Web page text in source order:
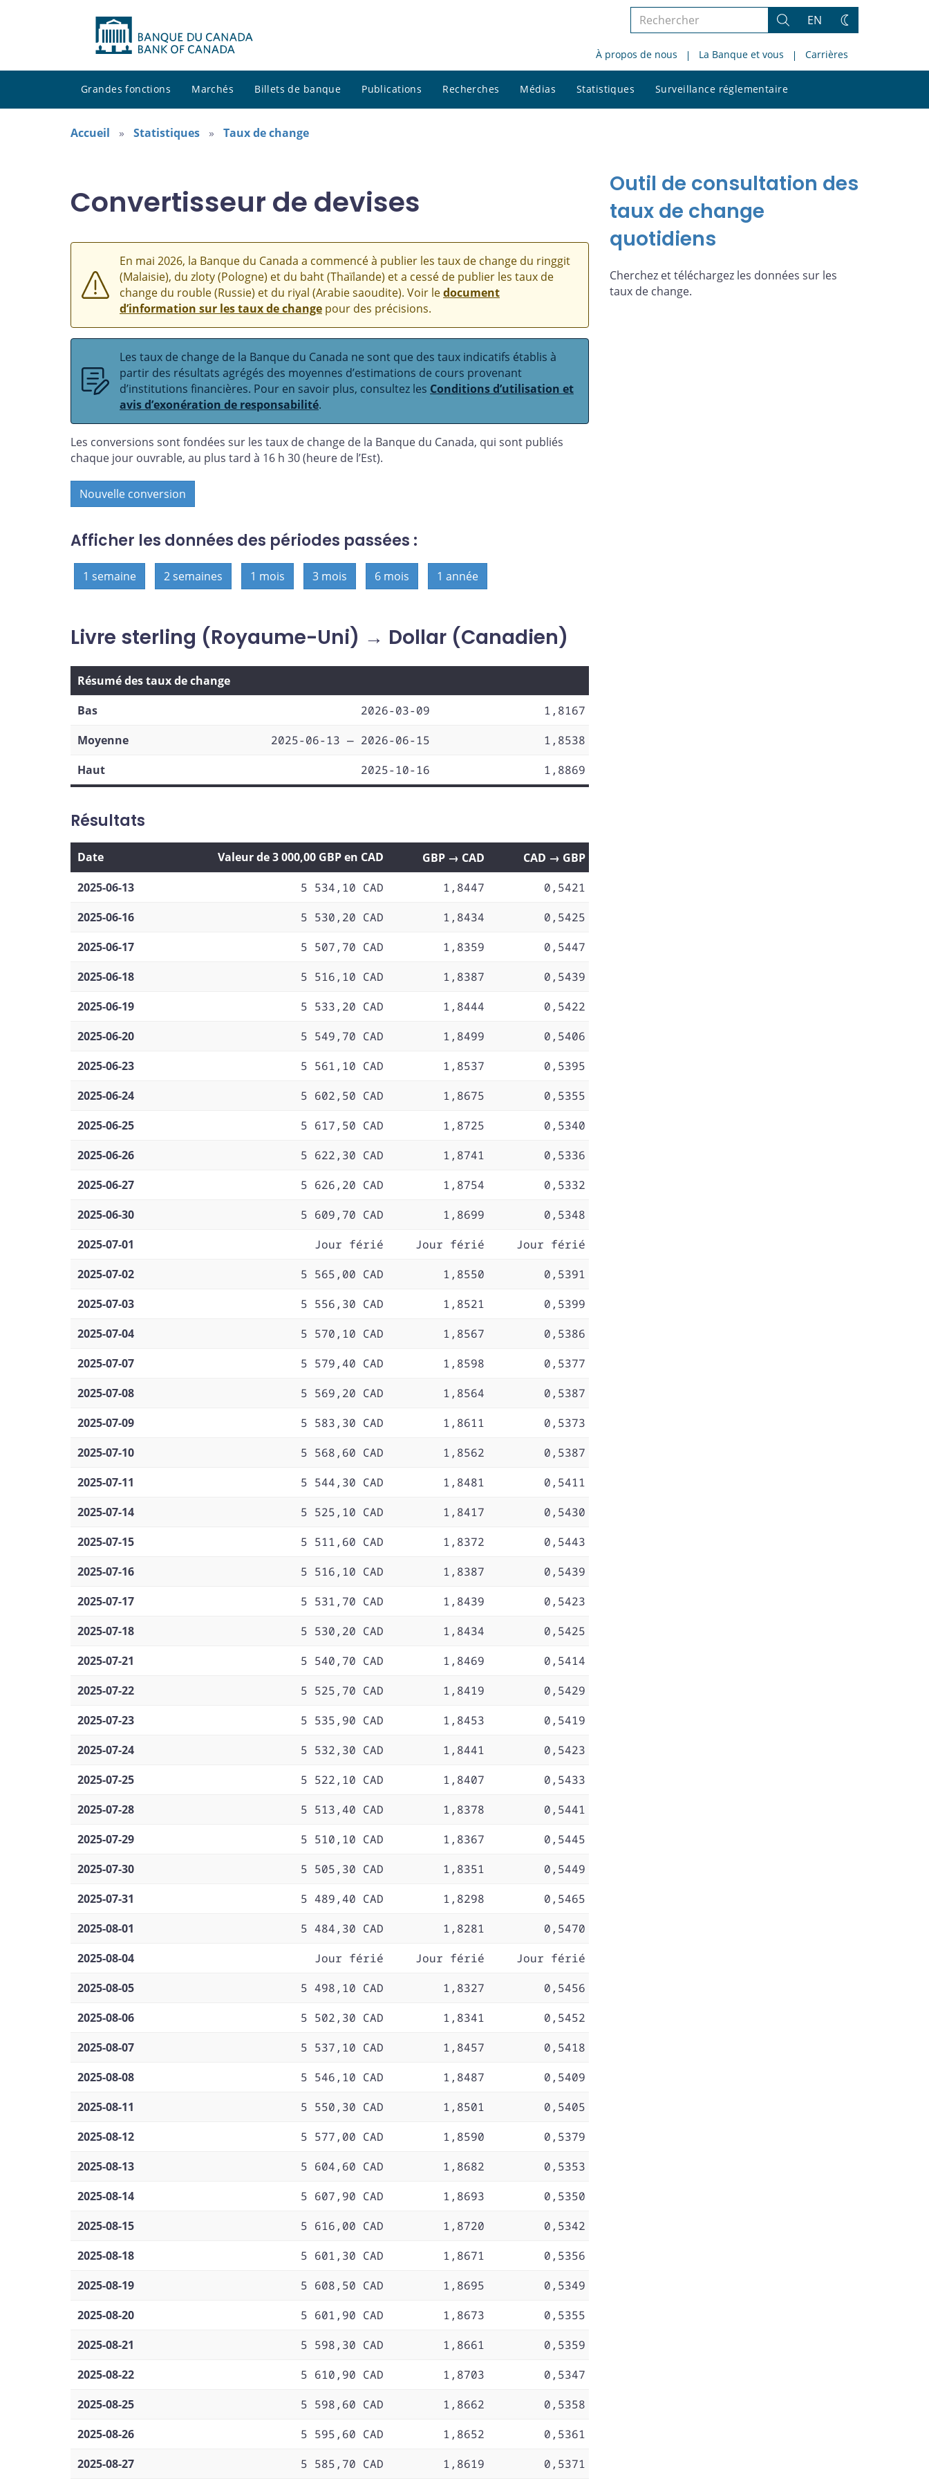
Rechercher
le
site
Rechercher
EN
Changez
thème
À propos de nous La Banque et vous Carrières
Grandes fonctions Marchés Billets de banque Publications Recherches Médias Statistiques Surveillance réglementaire
le
Accueil Statistiques Taux de change
Convertisseur de devises
En mai 2026, la Banque du Canada a commencé à publier les taux de change du ringgit
(Malaisie), du zloty (Pologne) et du baht (Thaïlande) et a cessé de publier les taux de
change du rouble (Russie) et du riyal (Arabie saoudite). Voir ledocument
d’information sur les taux de change pour des précisions.
Les taux de change de la Banque du Canada ne sont que des taux indicatifs établis à
partir des résultats agrégés des moyennes d’estimations de cours provenant
d’institutions financières. Pour en savoir plus, consultez les Conditions d’utilisation et
avis d’exonération de responsabilité.
Les conversions sont fondées sur les taux de change de la Banque du Canada, qui sont publiés
chaque jour ouvrable, au plus tard à 16 h 30 (heure de l’Est).
Nouvelle conversion
Afficher les données des périodes passées :
1 semaine 2 semaines 1 mois 3 mois 6 mois 1 année
Livre sterling (Royaume-Uni) → Dollar (Canadien)
Résumé des taux de change
Bas
2026-03-09
1,8167
Moyenne
2025-06-13 — 2026-06-15
1,8538
Haut
2025-10-16 1,8869
Résultats
Date Valeur de 3 000,00 GBP en CAD GBP → CAD
CAD → GBP
2025-06-13
5 534,10 CAD 1,8447
0,5421
2025-06-16
5 530,20 CAD 1,8434
0,5425
2025-06-17
5 507,70 CAD 1,8359
0,5447
2025-06-18
5 516,10 CAD 1,8387
0,5439
2025-06-19
5 533,20 CAD 1,8444
0,5422
2025-06-20
5 549,70 CAD 1,8499
0,5406
2025-06-23
5 561,10 CAD 1,8537
0,5395
2025-06-24
5 602,50 CAD 1,8675
0,5355
2025-06-25
5 617,50 CAD 1,8725
0,5340
2025-06-26
5 622,30 CAD 1,8741
0,5336
2025-06-27
5 626,20 CAD 1,8754
0,5332
2025-06-30
5 609,70 CAD 1,8699
0,5348
2025-07-01
Jour férié Jour férié
Jour férié
2025-07-02
5 565,00 CAD 1,8550
0,5391
2025-07-03
5 556,30 CAD 1,8521
0,5399
2025-07-04
5 570,10 CAD 1,8567
0,5386
2025-07-07
5 579,40 CAD 1,8598
0,5377
2025-07-08
5 569,20 CAD 1,8564
0,5387
2025-07-09
5 583,30 CAD 1,8611
0,5373
2025-07-10
5 568,60 CAD 1,8562
0,5387
2025-07-11
5 544,30 CAD 1,8481
0,5411
2025-07-14
5 525,10 CAD 1,8417
0,5430
2025-07-15
5 511,60 CAD 1,8372
0,5443
2025-07-16
5 516,10 CAD 1,8387
0,5439
2025-07-17
5 531,70 CAD 1,8439
0,5423
2025-07-18
5 530,20 CAD 1,8434
0,5425
2025-07-21
5 540,70 CAD 1,8469
0,5414
2025-07-22
5 525,70 CAD 1,8419
0,5429
2025-07-23
5 535,90 CAD 1,8453
0,5419
2025-07-24
5 532,30 CAD 1,8441
0,5423
2025-07-25
5 522,10 CAD 1,8407
0,5433
2025-07-28
5 513,40 CAD 1,8378
0,5441
2025-07-29
5 510,10 CAD 1,8367
0,5445
2025-07-30
5 505,30 CAD 1,8351
0,5449
2025-07-31
5 489,40 CAD 1,8298
0,5465
2025-08-01
5 484,30 CAD 1,8281
0,5470
2025-08-04
Jour férié Jour férié
Jour férié
2025-08-05
5 498,10 CAD 1,8327
0,5456
2025-08-06
5 502,30 CAD 1,8341
0,5452
2025-08-07
5 537,10 CAD 1,8457
0,5418
2025-08-08
5 546,10 CAD 1,8487
0,5409
2025-08-11
5 550,30 CAD 1,8501
0,5405
2025-08-12
5 577,00 CAD 1,8590
0,5379
2025-08-13
5 604,60 CAD 1,8682
0,5353
2025-08-14
5 607,90 CAD 1,8693
0,5350
2025-08-15
5 616,00 CAD 1,8720
0,5342
2025-08-18
5 601,30 CAD 1,8671
0,5356
2025-08-19
5 608,50 CAD 1,8695
0,5349
2025-08-20
5 601,90 CAD 1,8673
0,5355
2025-08-21
5 598,30 CAD 1,8661
0,5359
2025-08-22
5 610,90 CAD 1,8703
0,5347
2025-08-25
5 598,60 CAD 1,8662
0,5358
2025-08-26
5 595,60 CAD 1,8652
0,5361
2025-08-27
5 585,70 CAD 1,8619 0,5371
Outil de consultation des
taux de change
quotidiens
Cherchez et téléchargez les données sur les
taux de change.